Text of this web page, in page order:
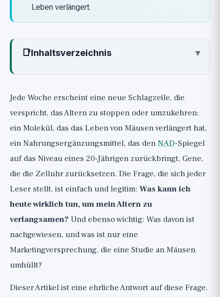
Leben verlängert.
📑Inhaltsverzeichnis ▾
2. Telomerverkürzung: Schutz der
Chromosomenenden
Expressionsuhr zurücksetzen
5. Gestörte Autophagie: Das zelluläre
6. Gestörte Nährstoffwahrnehmung:
Kraftwerke
Jede Woche erscheint eine neue Schlagzeile, die
verspricht, das Altern zu stoppen oder umzukehren:
ein Molekül, das das Leben von Mäusen verlängert hat,
ein Nahrungsergänzungsmittel, das denNAD-Spiegel
auf das Niveau eines 20-Jährigen zurückbringt, Gene,
die die Zelluhr zurücksetzen. Die Frage, die sich jeder
Leser stellt, ist einfach und legitim: Was kann ich
heute wirklich tun, um mein Altern zu
verlangsamen? Und ebenso wichtig: Was davon ist
nachgewiesen, und was ist nur eine
Marketingversprechung, die eine Studie an Mäusen
umhüllt?
Dieser Artikel ist eine ehrliche Antwort auf diese Frage.